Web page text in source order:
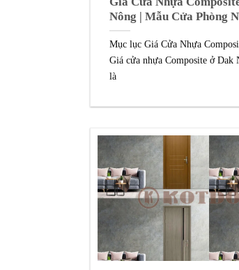
Nông | Mẫu Cửa Phòng
Mục lục Giá Cửa Nhựa
Giá cửa nhựa Composite ở Dak
là